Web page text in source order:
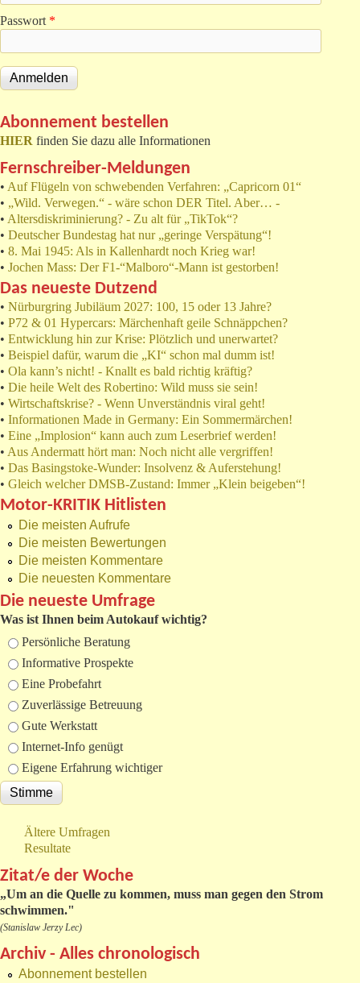
Passwort *
Abonnement bestellen
HIER finden Sie dazu alle Informationen
Fernschreiber-Meldungen
• Auf Flügeln von schwebenden Verfahren: „Capricorn 01“
• „Wild. Verwegen.“ - wäre schon DER Titel. Aber… -
• Altersdiskriminierung? - Zu alt für „TikTok“?
• Deutscher Bundestag hat nur „geringe Verspätung“!
• 8. Mai 1945: Als in Kallenhardt noch Krieg war!
• Jochen Mass: Der F1-“Malboro“-Mann ist gestorben!
Das neueste Dutzend
• Nürburgring Jubiläum 2027: 100, 15 oder 13 Jahre?
• P72 & 01 Hypercars: Märchenhaft geile Schnäppchen?
• Entwicklung hin zur Krise: Plötzlich und unerwartet?
• Beispiel dafür, warum die „KI“ schon mal dumm ist!
• Ola kann’s nicht! - Knallt es bald richtig kräftig?
• Die heile Welt des Robertino: Wild muss sie sein!
• Wirtschaftskrise? - Wenn Unverständnis viral geht!
• Informationen Made in Germany: Ein Sommermärchen!
• Eine „Implosion“ kann auch zum Leserbrief werden!
• Aus Andermatt hört man: Noch nicht alle vergriffen!
• Das Basingstoke-Wunder: Insolvenz & Auferstehung!
• Gleich welcher DMSB-Zustand: Immer „Klein beigeben“!
Motor-KRITIK Hitlisten
Die meisten Aufrufe
Die meisten Bewertungen
Die meisten Kommentare
Die neuesten Kommentare
Die neueste Umfrage
Was ist Ihnen beim Autokauf wichtig?
Auswahlmöglichkeiten
Persönliche Beratung
Informative Prospekte
Eine Probefahrt
Zuverlässige Betreuung
Gute Werkstatt
Internet-Info genügt
Eigene Erfahrung wichtiger
Ältere Umfragen
Resultate
Zitat/e der Woche
„Um an die Quelle zu kommen, muss man gegen den Strom
schwimmen."
(Stanislaw Jerzy Lec)
Archiv - Alles chronologisch
Abonnement bestellen